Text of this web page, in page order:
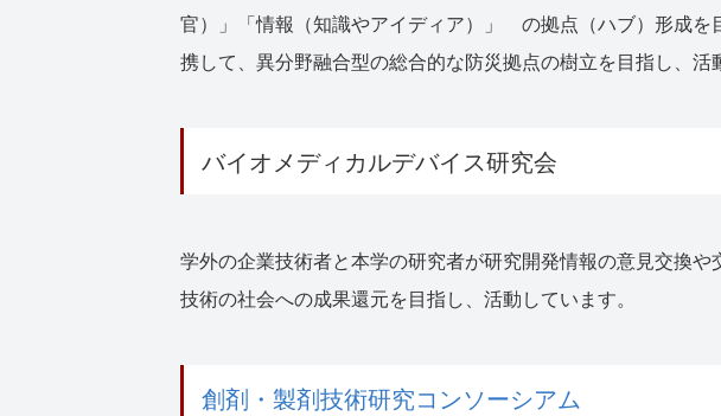
官）」「情報（知識やアイディア）」 の拠点（ハブ）形成を
携して、異分野融合型の総合的な防災拠点の樹立を目指し、活
バイオメディカルデバイス研究会
学外の企業技術者と本学の研究者が研究開発情報の意見交換
技術の社会への成果還元を目指し、活動しています。
創剤・製剤技術研究コンソーシアム